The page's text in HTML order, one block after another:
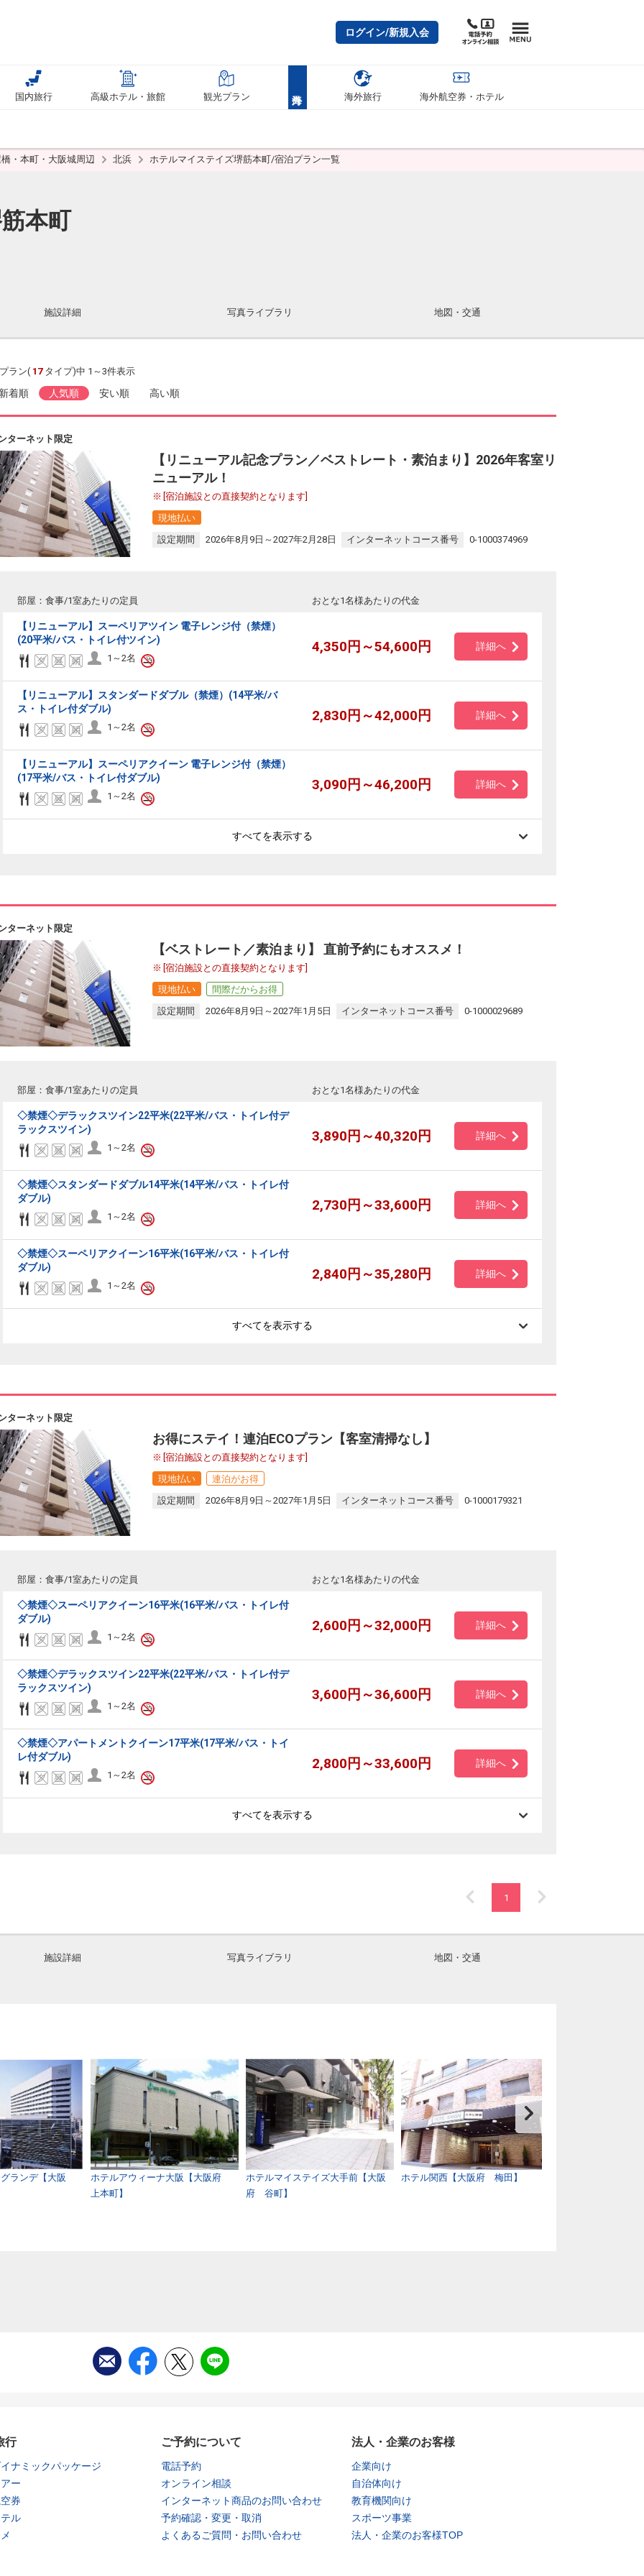
ログイン/新規入会
国内旅行 高級ホテル・旅館 観光プラン 海外旅行 海外航空券・ホテル
・本町・大阪城周辺 北浜 ホテルマイステイズ堺筋本町/宿泊プラン一覧
本町
施設詳細 写真ライブラリ 地図・交通
プラン( 17 タイプ)中 1～3件表示
着順 人気順 安い順 高い順
ターネット限定
【リニューアル記念プラン／ベストレート・素泊まり】2026年客室リ
ニューアル！
[宿泊施設との直接契約となります]
現地払い
設定期間
2026年8月9日～2027年2月28日 インターネットコース番号 0-1000374969
部屋：食事/1室あたりの定員 おとな1名様あたりの代金
【リニューアル】スーペリアツイン 電子レンジ付（禁煙）
(20平米/バス・トイレ付ツイン)
1～2名
4,350円～54,600円 詳細へ
【リニューアル】スタンダードダブル（禁煙）(14平米/バ
ス・トイレ付ダブル)
1～2名
2,830円～42,000円 詳細へ
【リニューアル】スーペリアクイーン 電子レンジ付（禁煙）
(17平米/バス・トイレ付ダブル)
1～2名
3,090円～46,200円 詳細へ
すべてを表示する
ターネット限定
【ベストレート／素泊まり】 直前予約にもオススメ！
[宿泊施設との直接契約となります]
現地払い
間際だからお得
設定期間
2026年8月9日～2027年1月5日 インターネットコース番号 0-1000029689
部屋：食事/1室あたりの定員 おとな1名様あたりの代金
◇禁煙◇デラックスツイン22平米(22平米/バス・トイレ付デ
ラックスツイン)
1～2名
3,890円～40,320円 詳細へ
◇禁煙◇スタンダードダブル14平米(14平米/バス・トイレ付
ダブル)
1～2名
2,730円～33,600円 詳細へ
◇禁煙◇スーペリアクイーン16平米(16平米/バス・トイレ付
ダブル)
1～2名
2,840円～35,280円 詳細へ
すべてを表示する
ターネット限定
お得にステイ！連泊ECOプラン【客室清掃なし】
[宿泊施設との直接契約となります]
現地払い
連泊がお得
設定期間
2026年8月9日～2027年1月5日 インターネットコース番号 0-1000179321
部屋：食事/1室あたりの定員 おとな1名様あたりの代金
◇禁煙◇スーペリアクイーン16平米(16平米/バス・トイレ付
ダブル)
1～2名
2,600円～32,000円 詳細へ
◇禁煙◇デラックスツイン22平米(22平米/バス・トイレ付デ
ラックスツイン)
1～2名
3,600円～36,600円 詳細へ
◇禁煙◇アパートメントクイーン17平米(17平米/バス・トイ
レ付ダブル)
1～2名
2,800円～33,600円 詳細へ
すべてを表示する
1
施設詳細 写真ライブラリ 地図・交通
ランデ【大阪
ホテルアウィーナ大阪【大阪府
上本町】
ホテルマイステイズ大手前【大阪
府 谷町】
ホテル関西【大阪府 梅田】
行
ナミックパッケージ
ー
券
ル
ご予約について
電話予約
オンライン相談
インターネット商品のお問い合わせ
予約確認・変更・取消
よくあるご質問・お問い合わせ
法人・企業のお客様
企業向け
自治体向け
教育機関向け
スポーツ事業
法人・企業のお客様TOP